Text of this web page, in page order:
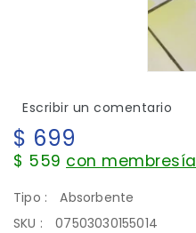
Escribir un comentario
Precio
habitual
$ 699
$ 559 con membresía
Tipo :
Absorbente
SKU :
07503030155014